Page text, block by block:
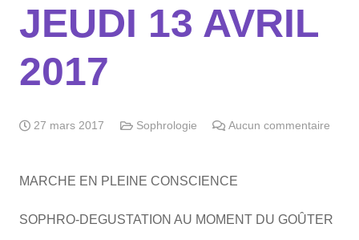
JEUDI 13 AVRIL
2017
27 mars 2017 Sophrologie Aucun commentaire
MARCHE EN PLEINE CONSCIENCE
SOPHRO-DEGUSTATION AU MOMENT DU GOÛTER